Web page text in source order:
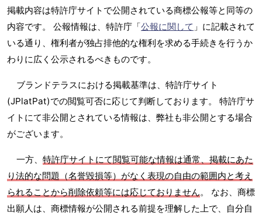
掲載内容は特許庁サイトで公開されている商標公報等と同等の
内容です。 公報情報は、特許庁「公報に関して 」に記載されて
いる通り、権利者が独占排他的な権利を求める手続きを行うか
わりに広く公示されるべきものです。
ブランドテラスにおける掲載基準は、特許庁サイト
(JPlatPat)での閲覧可否に応じて判断しております。 特許庁サ
イトにて非公開とされている情報は、弊社も非公開とする場合
がございます。
一方、 特許庁サイトにて閲覧可能な情報は通常、掲載にあた
り法的な問題（名誉毀損等）がなく表現の自由の範囲内と考え
られることから削除依頼等には応じておりません。 なお、商標
出願人は、商標情報が公開される前提を理解した上で、自分自